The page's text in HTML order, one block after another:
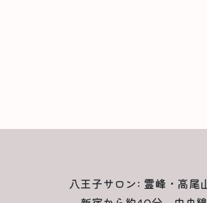
八王子サロン: 霊峰・高尾